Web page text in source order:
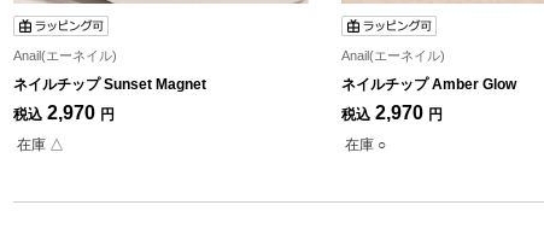
Anail(エーネイル)
ネイルチップ Sunset Magnet
税込 2,970 円
在庫 △
Anail(エーネイル)
ネイルチップ Amber Glow
税込 2,970 円
在庫 ○